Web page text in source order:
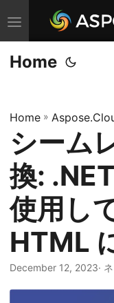
ナ
ビ
ゲ
ョ
ン
の
切
り
替
え
Home
Home »
シーム
換:
使用し
HTML
December 12, 2023·